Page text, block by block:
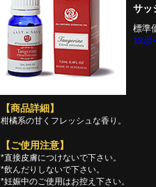
サッ
標準
12ポ
【商品詳細】
柑橘系の甘くフレッシュな香り。
【ご使用注意】
*直接皮膚につけないで下さい。
*飲んだりしないで下さい。
*妊娠中のご使用はお控え下さい。